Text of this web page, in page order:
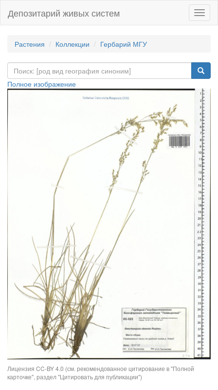
Депозитарий живых систем
Растения Коллекции Гербарий МГУ
Полное изображение
Лицензия CC-BY 4.0 (см. рекомендованное цитирование в "Полной
карточке", раздел "Цитировать для публикации")